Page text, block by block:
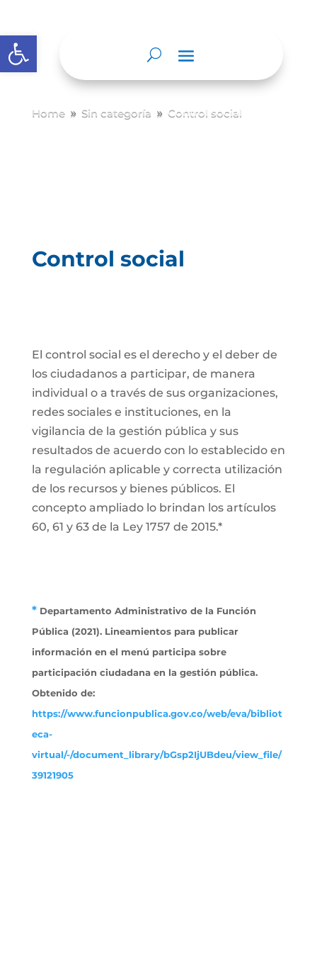
Abrir barra de herramientas
Home 9 Sin categoría 9 Control social
Control social
El control social es el derecho y el deber de
los ciudadanos a participar, de manera
individual o a través de sus organizaciones,
redes sociales e instituciones, en la
vigilancia de la gestión pública y sus
resultados de acuerdo con lo establecido en
la regulación aplicable y correcta utilización
de los recursos y bienes públicos. El
concepto ampliado lo brindan los artículos
60, 61 y 63 de la Ley 1757 de 2015.*
*Departamento Administrativo de la Función
Pública (2021). Lineamientos para publicar
información en el menú participa sobre
participación ciudadana en la gestión pública.
Obtenido de:
https://www.funcionpublica.gov.co/web/eva/bibliot
eca-
virtual/-/document_library/bGsp2IjUBdeu/view_file/
39121905